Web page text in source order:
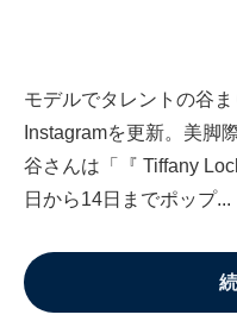
モデルでタレントの谷
Instagramを更新。美脚
谷さんは「『 Tiffany
日から14日までポップ...